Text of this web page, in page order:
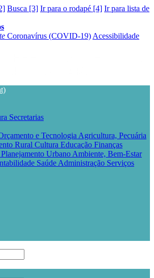
Busca [3] Ir para o rodapé [4] Ir para lista de
Coronavírus (COVID-19) Acessibilidade
Secretarias
e Tecnologia Agricultura, Pecuária
Rural Cultura Educação Finanças
Urbano Ambiente, Bem-Estar
Saúde Administração Serviços